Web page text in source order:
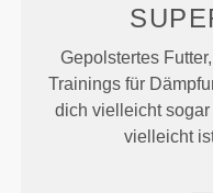
Gepolstertes
Trainings für
dich vielleicht sogar
vielleicht